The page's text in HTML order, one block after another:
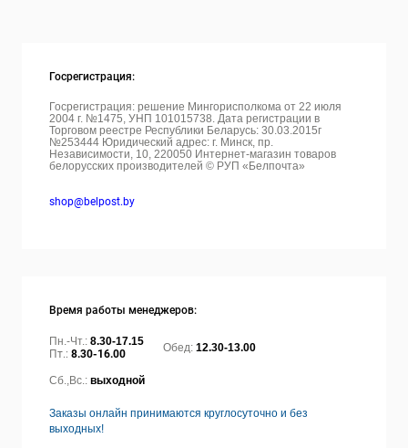
Госрегистрация:
Госрегистрация: решение Мингорисполкома от 22 июля
2004 г. №1475, УНП 101015738. Дата регистрации в
Торговом реестре Республики Беларусь: 30.03.2015г
№253444 Юридический адрес: г. Минск, пр.
Независимости, 10, 220050 Интернет-магазин товаров
белорусских производителей © РУП «Белпочта»
shop@belpost.by
Время работы менеджеров:
Пн.-Чт.: 8.30-17.15
Пт.: 8.30-16.00 Обед: 12.30-13.00
Сб.,Вс.: выходной
Заказы онлайн принимаются круглосуточно и без
выходных!